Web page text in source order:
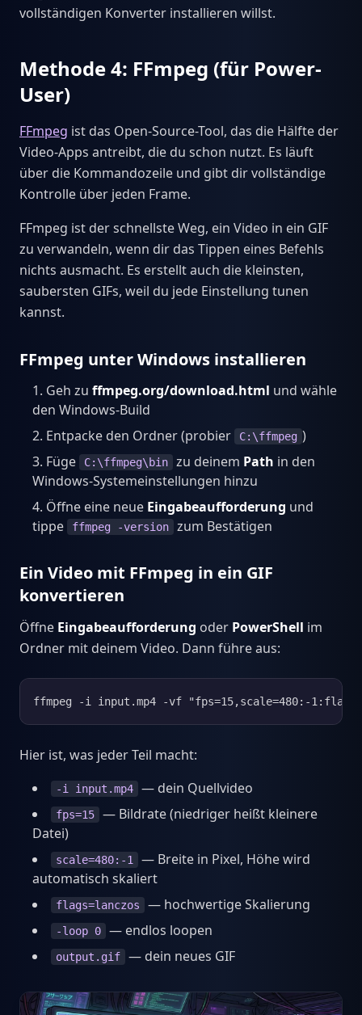
vollständigen Konverter installieren willst.
Methode 4: FFmpeg (für Power-
User)
FFmpeg ist das Open-Source-Tool, das die Hälfte der
Video-Apps antreibt, die du schon nutzt. Es läuft
über die Kommandozeile und gibt dir vollständige
Kontrolle über jeden Frame.
FFmpeg ist der schnellste Weg, ein Video in ein GIF
zu verwandeln, wenn dir das Tippen eines Befehls
nichts ausmacht. Es erstellt auch die kleinsten,
saubersten GIFs, weil du jede Einstellung tunen
kannst.
FFmpeg unter Windows installieren
Geh zu ffmpeg.org/download.html und wähle
den Windows-Build
Entpacke den Ordner (probier
C:\ffmpeg )
Füge
C:\ffmpeg\bin zu deinem Path in den
Windows-Systemeinstellungen hinzu
Öffne eine neue Eingabeaufforderung und
tippe
ffmpeg -version zum Bestätigen
Ein Video mit FFmpeg in ein GIF
konvertieren
Öffne Eingabeaufforderung oder PowerShell im
Ordner mit deinem Video. Dann führe aus:
ffmpeg -i input.mp4 -vf "fps=15,scale=480:-
Hier ist, was jeder Teil macht:
-i input.mp4 — dein Quellvideo
fps=15
— Bildrate (niedriger heißt kleinere
Datei)
scale=480:-1
— Breite in Pixel, Höhe wird
automatisch skaliert
flags=lanczos — hochwertige Skalierung
-loop 0 — endlos loopen
output.gif — dein neues GIF